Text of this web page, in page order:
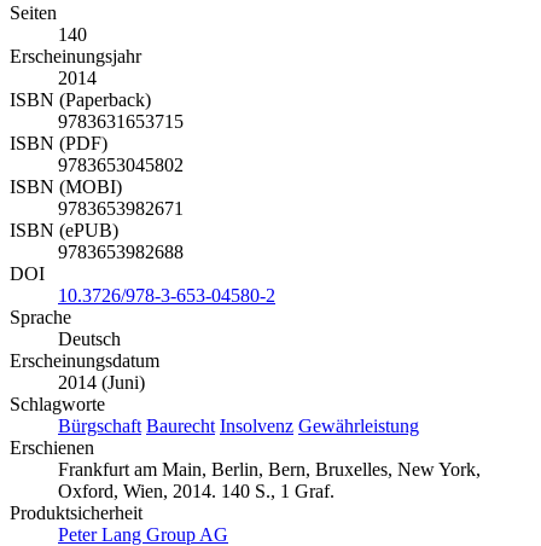
Seiten
140
Erscheinungsjahr
2014
ISBN (Paperback)
9783631653715
ISBN (PDF)
9783653045802
ISBN (MOBI)
9783653982671
ISBN (ePUB)
9783653982688
DOI
10.3726/978-3-653-04580-2
Sprache
Deutsch
Erscheinungsdatum
2014 (Juni)
Schlagworte
Bürgschaft Baurecht Insolvenz Gewährleistung
Erschienen
Frankfurt am Main, Berlin, Bern, Bruxelles, New York,
Oxford, Wien, 2014. 140 S., 1 Graf.
Produktsicherheit
Peter Lang Group AG